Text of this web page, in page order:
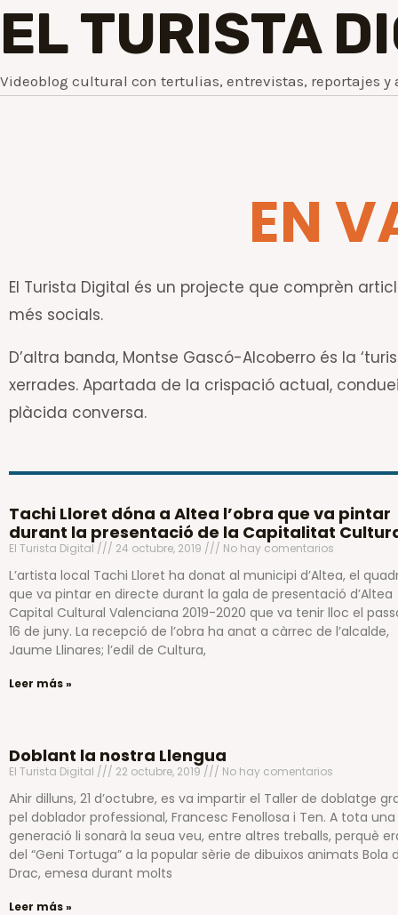
EL TURISTA
Videoblog cultural con tertulias, entrevistas, reportajes y
EN
El Turista Digital és un projecte que comprèn
més socials.
D’altra banda, Montse Gascó-Alcoberro és la
xerrades. Apartada de la crispació actual,
plàcida conversa.
Tachi Lloret dóna a Altea l’obra que va pintar
durant la presentació de la Capitalitat
El Turista Digital 24 octubre, 2019 No hay comentarios
L’artista local Tachi Lloret ha donat al municipi d’Altea, el
que va pintar en directe durant la gala de presentació d’Altea
Capital Cultural Valenciana 2019-2020 que va tenir lloc el
16 de juny. La recepció de l’obra ha anat a càrrec de l’alcalde,
Jaume Llinares; l’edil de Cultura,
Leer más »
Doblant la nostra Llengua
El Turista Digital 22 octubre, 2019 No hay comentarios
Ahir dilluns, 21 d’octubre, es va impartir el Taller de doblatge
pel doblador professional, Francesc Fenollosa i Ten. A tota una
generació li sonarà la seua veu, entre altres treballs, perquè
del “Geni Tortuga” a la popular sèrie de dibuixos animats Bola
Drac, emesa durant molts
Leer más »